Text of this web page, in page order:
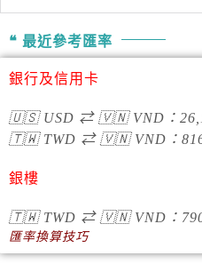
最近參考匯率
銀行及信用卡
🇺🇸USD ⇄ 🇻🇳VND ：
🇹🇼TWD ⇄ 🇻🇳VND ：
銀樓
🇹🇼TWD ⇄ 🇻🇳VND ：
匯率換算技巧